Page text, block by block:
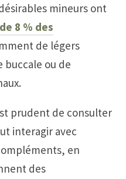
mineurs ont
8 % des
de légers
buccale ou de
prudent de consulter
interagir avec
en
des